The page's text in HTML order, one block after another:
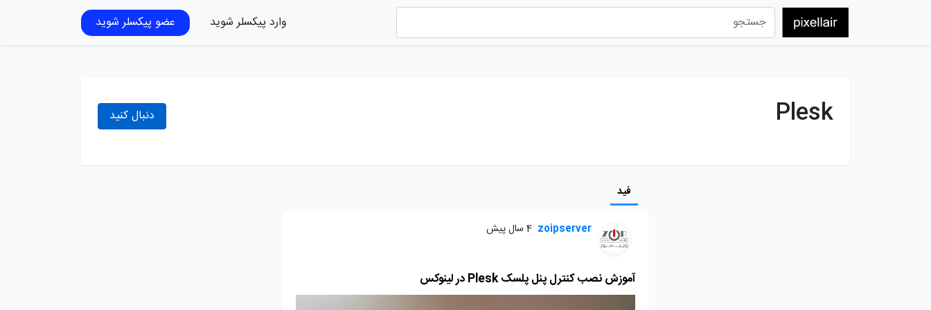
وارد پیکسلر شوید عضو پیکسلر شوید
Plesk دنبال کنید
فید
zoipserver 4 سال پیش
آموزش نصب کنترل پنل پلسک Plesk در لینوکس